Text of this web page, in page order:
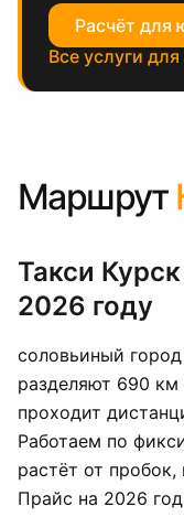
Расчёт для
Все услуги
Маршрут
Такси
2026 году
соловьиный
разделяют 690
проходит
Работаем по
растёт от
Прайс на 2026